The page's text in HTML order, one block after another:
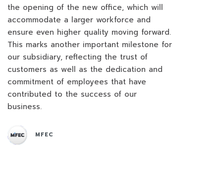
the opening of the new office, which will
accommodate a larger workforce and
ensure even higher quality moving forward.
This marks another important milestone for
our subsidiary, reflecting the trust of
customers as well as the dedication and
commitment of employees that have
contributed to the success of our
business.
MFEC